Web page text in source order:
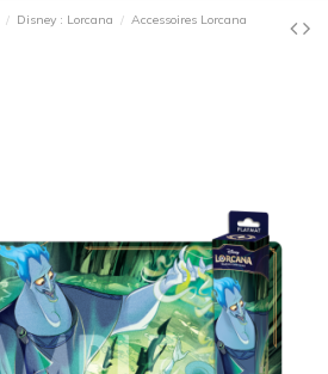
Disney : Lorcana
Accessoires Lorcana